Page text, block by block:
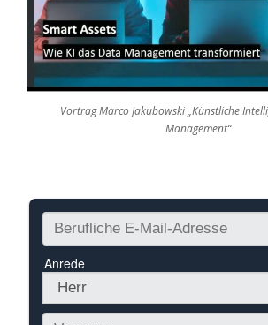
Vortrag Marco Jakubowski „Künstliche
Management“